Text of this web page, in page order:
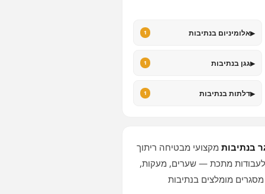
▸אלומיניום בנתיבות 1
▸גגן בנתיבות 1
▸דלתות בנתיבות 1
בנתיבות מקצועי מבטיחה ריתוך
לעבודות מתכת — שערים, מעקות,
מומלצים בנתיבות